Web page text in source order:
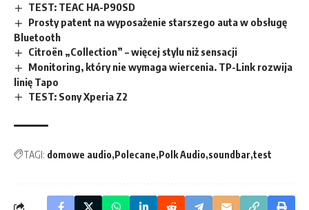
TEST: TEAC HA-P90SD
Prosty patent na wyposażenie starszego auta w obsługę
Bluetooth
Citroën „Collection” – więcej stylu niż sensacji
Monitoring, który nie wymaga wiercenia. TP-Link rozwija
linię Tapo
TEST: Sony Xperia Z2
TAGI: domowe audio Polecane Polk Audio soundbar test